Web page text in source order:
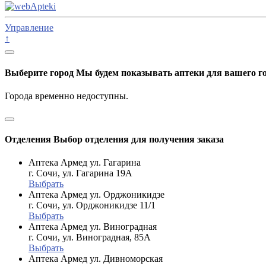
Управление
↑
Выберите город Мы будем показывать аптеки для вашего
Города временно недоступны.
Отделения Выбор отделения для получения заказа
Аптека Армед ул. Гагарина
г. Сочи, ул. Гагарина 19А
Выбрать
Аптека Армед ул. Орджоникидзе
г. Сочи, ул. Орджоникидзе 11/1
Выбрать
Аптека Армед ул. Виноградная
г. Сочи, ул. Виноградная, 85А
Выбрать
Аптека Армед ул. Дивноморская